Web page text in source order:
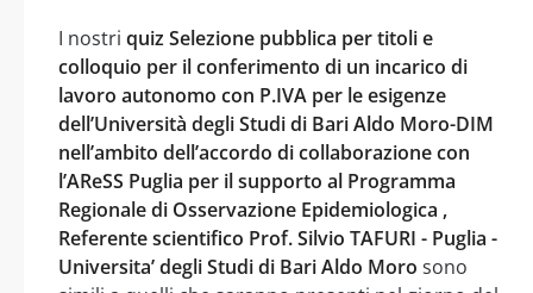
I nostri quiz Selezione pubblica per titoli e
colloquio per il conferimento di un incarico di
lavoro autonomo con P.IVA per le esigenze
dell’Università degli Studi di Bari Aldo Moro-DIM
nell’ambito dell’accordo di collaborazione con
l’AReSS Puglia per il supporto al Programma
Regionale di Osservazione Epidemiologica ,
Referente scientifico Prof. Silvio TAFURI - Puglia -
Universita’ degli Studi di Bari Aldo Moro sono